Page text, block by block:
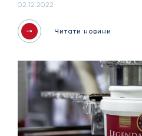
02.12.2022
Читати новини